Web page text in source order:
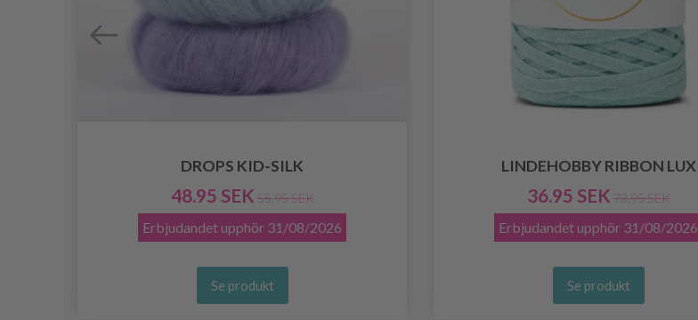
DROPS KID-SILK
48.95 SEK 55.95 SEK
Erbjudandet upphör 31/08/2026
Se produkt
LINDEHOBBY RIBBON LUX
36.95 SEK 73.95 SEK
Erbjudandet upphör 31/08/2026
Se produkt